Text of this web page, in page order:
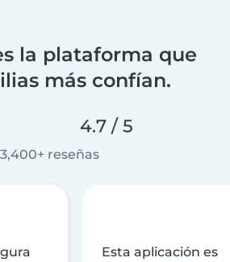
la plataforma que
más confían.
4.7 / 5
3,400+ reseñas
Esta aplicación es